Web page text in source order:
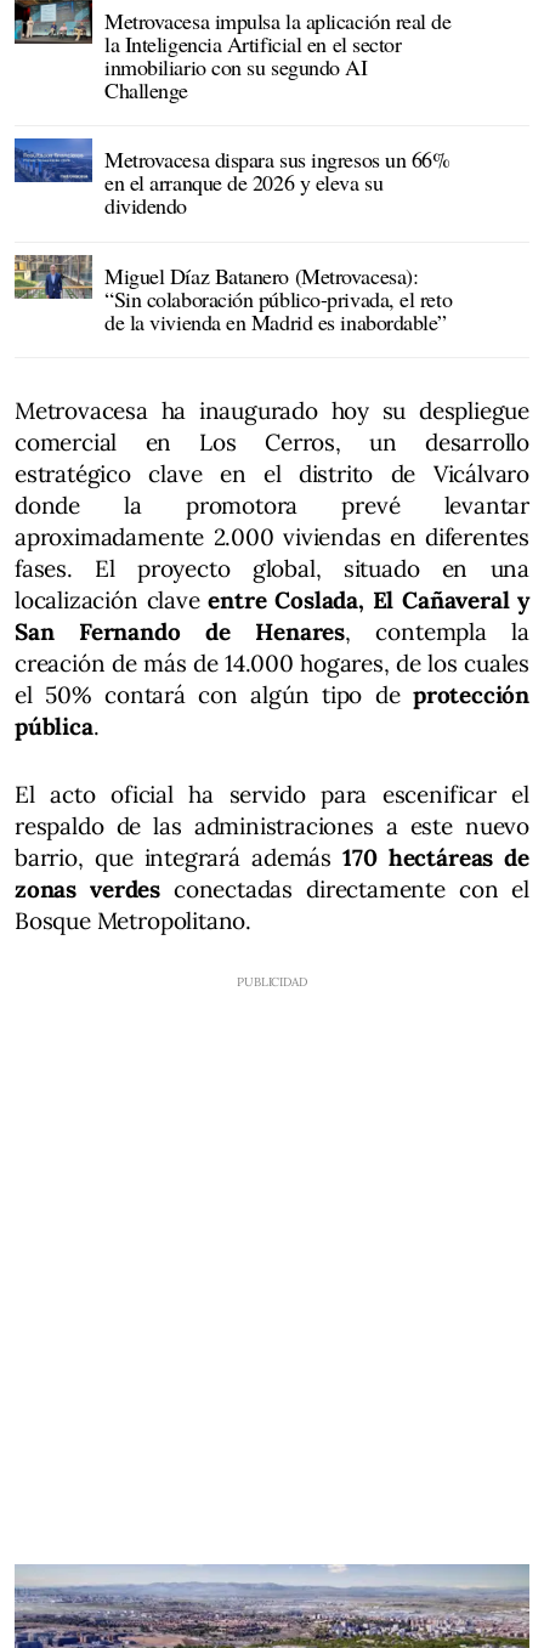
Metrovacesa impulsa la aplicación real de
la Inteligencia Artificial en el sector
inmobiliario con su segundo AI
Challenge
Metrovacesa dispara sus ingresos un 66%
en el arranque de 2026 y eleva su
dividendo
Miguel Díaz Batanero (Metrovacesa):
“Sin colaboración público-privada, el reto
de la vivienda en Madrid es inabordable”
Metrovacesa ha inaugurado hoy su despliegue
comercial en Los Cerros, un desarrollo
estratégico clave en el distrito de Vicálvaro
donde la promotora prevé levantar
aproximadamente 2.000 viviendas en diferentes
fases. El proyecto global, situado en una
localización claveentre Coslada, El Cañaveral y
San Fernando de Henares, contempla la
creación de más de 14.000 hogares, de los cuales
el 50% contará con algún tipo de protección
pública.
El acto oficial ha servido para escenificar el
respaldo de las administraciones a este nuevo
barrio, que integrará además170 hectáreas de
zonas verdesconectadas directamente con el
Bosque Metropolitano.